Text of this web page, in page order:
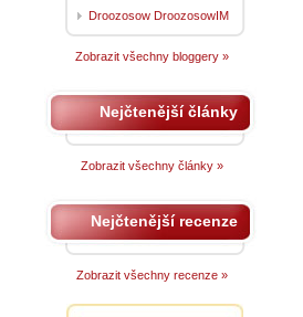
Droozosow DroozosowIM
Zobrazit všechny bloggery »
Nejčtenější články
Zobrazit všechny články »
Nejčtenější recenze
Zobrazit všechny recenze »